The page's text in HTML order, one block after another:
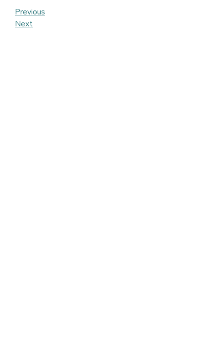
Post
navigation
Previous
Post
Previous
Next
Next